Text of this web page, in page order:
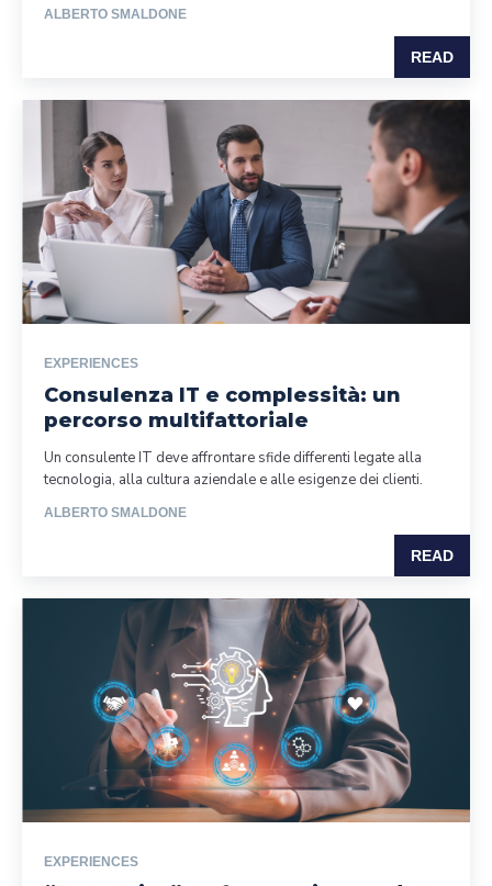
ALBERTO SMALDONE
READ
EXPERIENCES
Consulenza IT e complessità: un
percorso multifattoriale
Un consulente IT deve affrontare sfide differenti legate alla
tecnologia, alla cultura aziendale e alle esigenze dei clienti.
ALBERTO SMALDONE
READ
EXPERIENCES